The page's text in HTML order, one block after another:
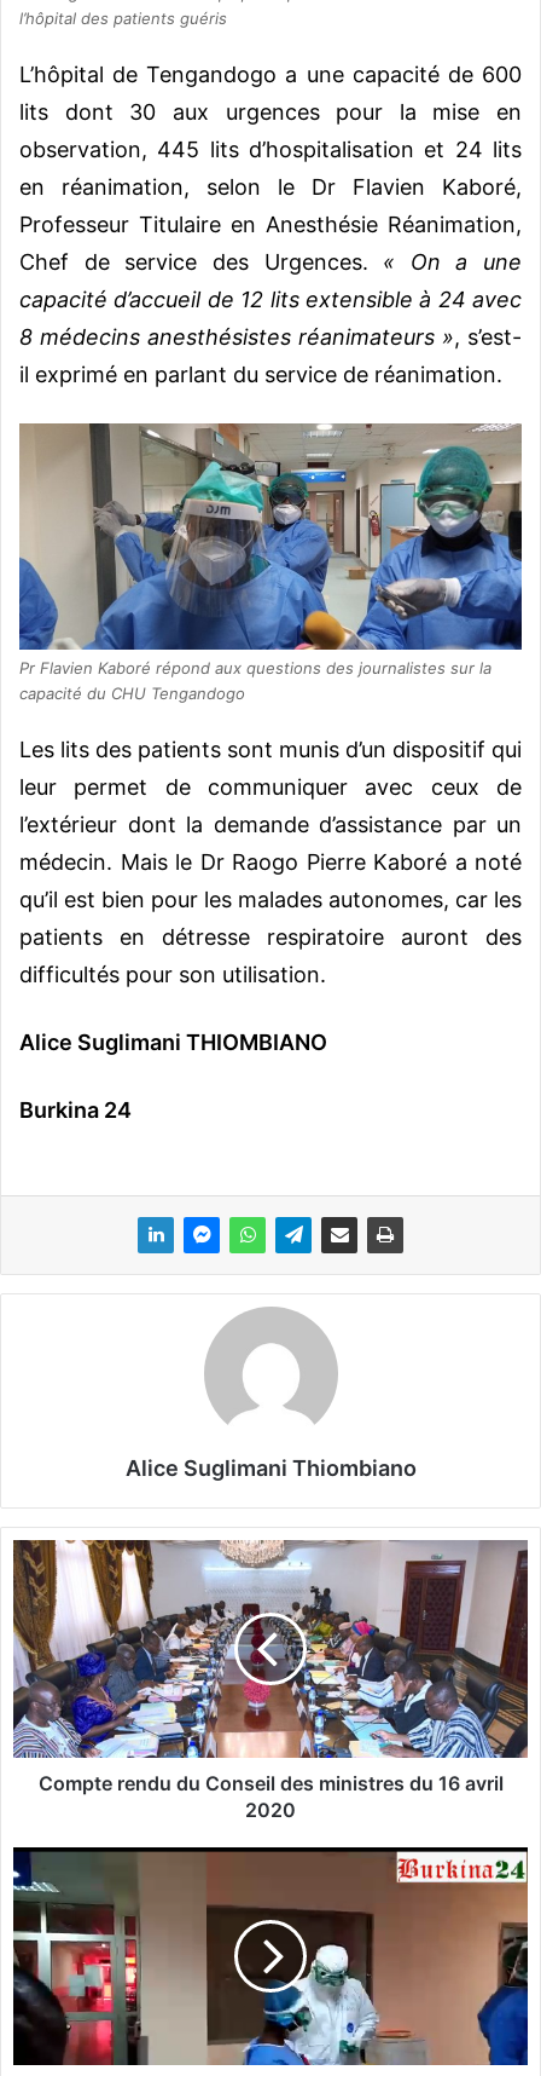
l’hôpital des patients guéris
L’hôpital de Tengandogo a une capacité de 600
lits dont 30 aux urgences pour la mise en
observation, 445 lits d’hospitalisation et 24 lits
en réanimation, selon le Dr Flavien Kaboré,
Professeur Titulaire en Anesthésie Réanimation,
Chef de service des Urgences. « On a une
capacité d’accueil de 12 lits extensible à 24 avec
8 médecins anesthésistes réanimateurs », s’est-
il exprimé en parlant du service de réanimation.
Pr Flavien Kaboré répond aux questions des journalistes sur la
capacité du CHU Tengandogo
Les lits des patients sont munis d’un dispositif qui
leur permet de communiquer avec ceux de
l’extérieur dont la demande d’assistance par un
médecin. Mais le Dr Raogo Pierre Kaboré a noté
qu’il est bien pour les malades autonomes, car les
patients en détresse respiratoire auront des
difficultés pour son utilisation.
Alice Suglimani THIOMBIANO
Burkina 24
Alice Suglimani Thiombiano
C
o
m
p
t
e
r
e
n
u
C
n
s
e
Compte rendu du Conseil des ministres du 16 avril
2020
o
i
d
-
1
a